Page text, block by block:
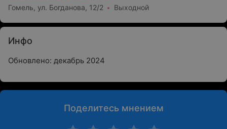
Гомель, ул. Богданова, 12/2 Выходной
Инфо
Обновлено: декабрь 2024
Поделитесь мнением